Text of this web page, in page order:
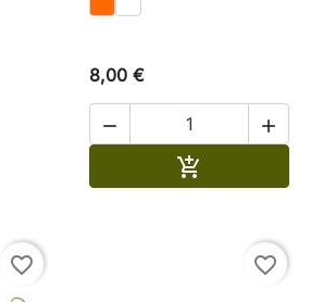
8,00 €
 

favorite_border favorite_border